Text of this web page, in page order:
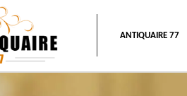
ANTIQUAIRE 77